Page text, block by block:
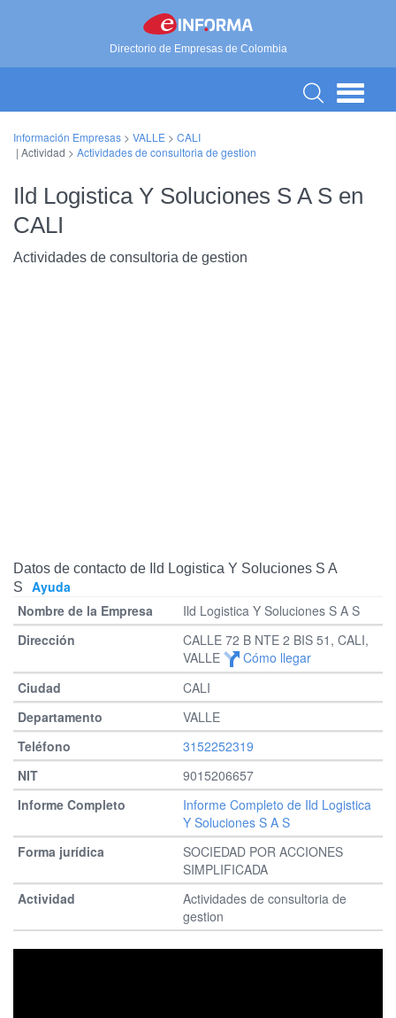
Directorio de Empresas de Colombia
Información Empresas > VALLE > CALI
| Actividad > Actividades de consultoria de gestion
Ild Logistica Y Soluciones S A S en
CALI
Actividades de consultoria de gestion
Datos de contacto de Ild Logistica Y Soluciones S A
S
Ayuda
Ild Logistica Y Soluciones S A S
CALLE 72 B NTE 2 BIS 51, CALI,
VALLE
Cómo llegar
CALI
VALLE
3152252319
9015206657
Informe Completo de Ild Logistica
Y Soluciones S A S
SOCIEDAD POR ACCIONES
SIMPLIFICADA
Actividades de consultoria de
gestion